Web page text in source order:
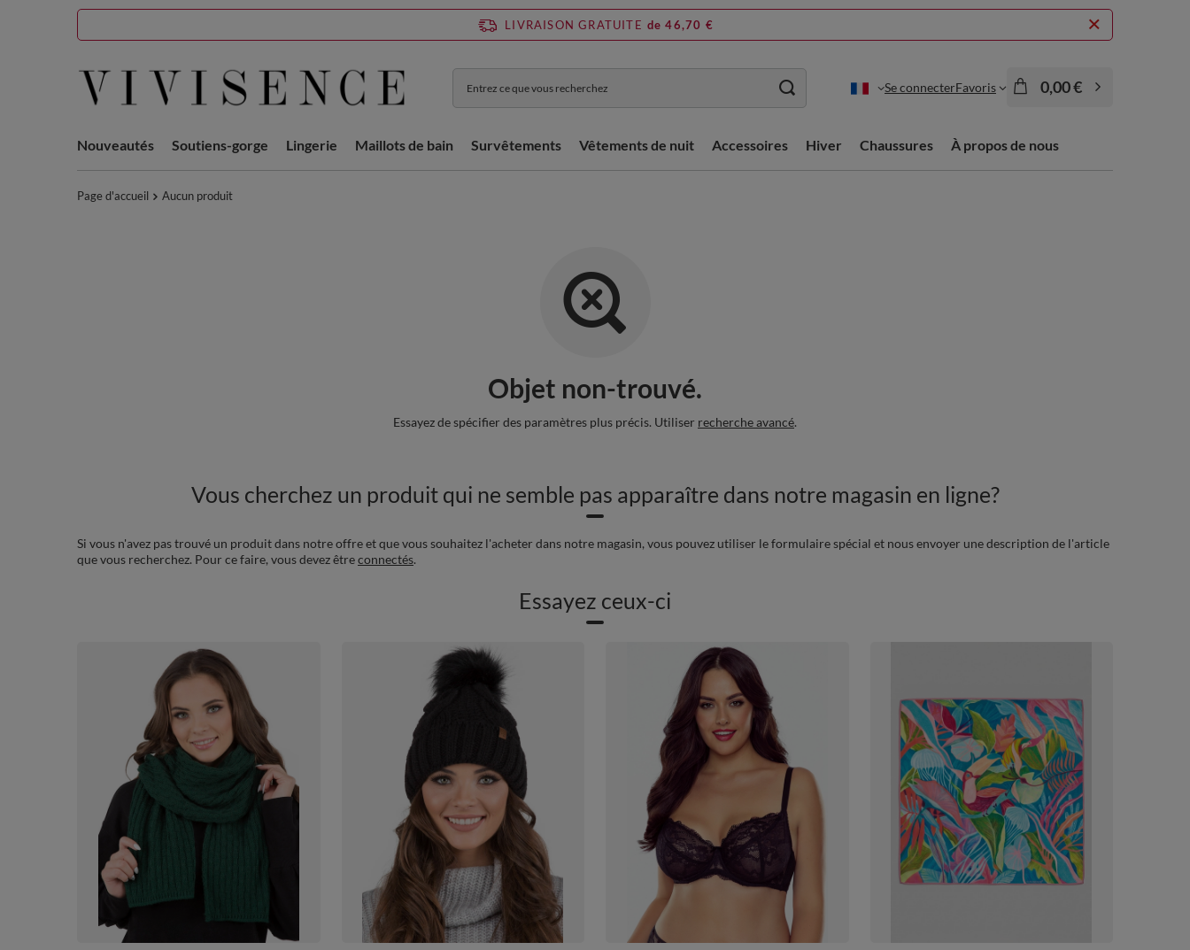
LIVRAISON GRATUITE de 46,70 €
Se connecterFavoris 0,00 €
Nouveautés Soutiens-gorge Lingerie Maillots de bain Survêtements Vêtements de nuit Accessoires Hiver Chaussures À propos de nous
Page d'accueil Aucun produit
Objet non-trouvé.
Essayez de spécifier des paramètres plus précis. Utiliser recherche avancé.
Vous cherchez un produit qui ne semble pas apparaître dans notre magasin en ligne?
Si vous n'avez pas trouvé un produit dans notre offre et que vous souhaitez l'acheter dans notre magasin, vous pouvez utiliser le formulaire spécial et nous envoyer une description de l'article
que vous recherchez. Pour ce faire, vous devez êtreconnectés.
Essayez ceux-ci